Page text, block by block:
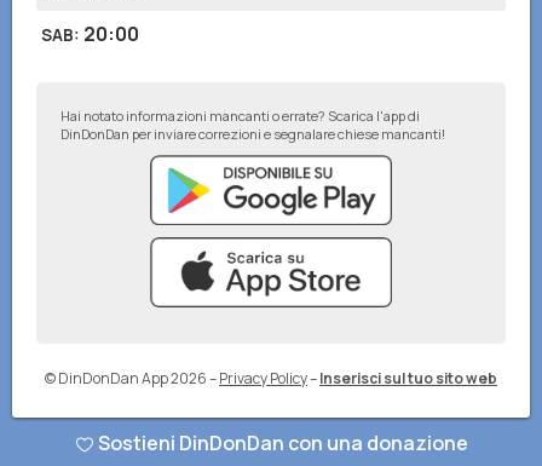
SAB: 20:00
Hai notato informazioni mancanti o errate? Scarica l'app di
DinDonDan per inviare correzioni e segnalare chiese mancanti!
© DinDonDan App 2026–Privacy Policy–Inserisci sul tuo sito web
Sostieni DinDonDan con una donazione